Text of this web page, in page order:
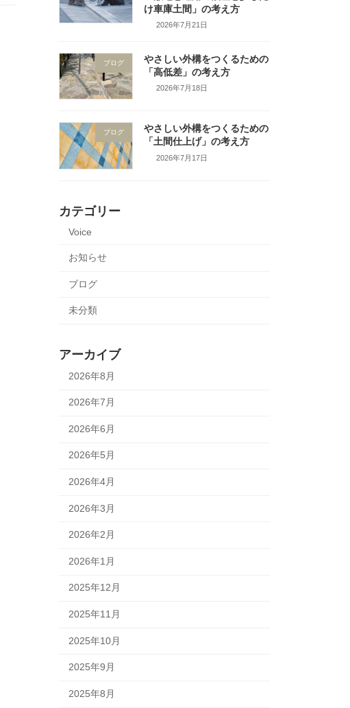
け車庫土間」の考え方
2026年7月21日
ブログ
やさしい外構をつくるための
「高低差」の考え方
2026年7月18日
ブログ
やさしい外構をつくるための
「土間仕上げ」の考え方
2026年7月17日
カテゴリー
Voice
お知らせ
ブログ
未分類
アーカイブ
2026年8月
2026年7月
2026年6月
2026年5月
2026年4月
2026年3月
2026年2月
2026年1月
2025年12月
2025年11月
2025年10月
2025年9月
2025年8月